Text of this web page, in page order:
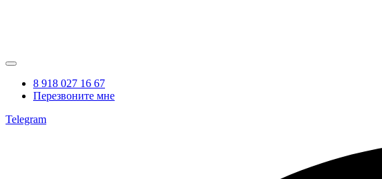
8 918 027 16 67
Перезвоните мне
Telegram